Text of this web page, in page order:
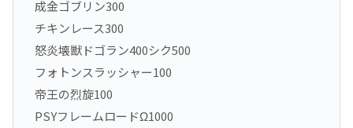
成金ゴブリン300
チキンレース300
怒炎壊獣ドゴラン400シク500
フォトンスラッシャー100
帝王の烈旋100
PSYフレームロードΩ1000